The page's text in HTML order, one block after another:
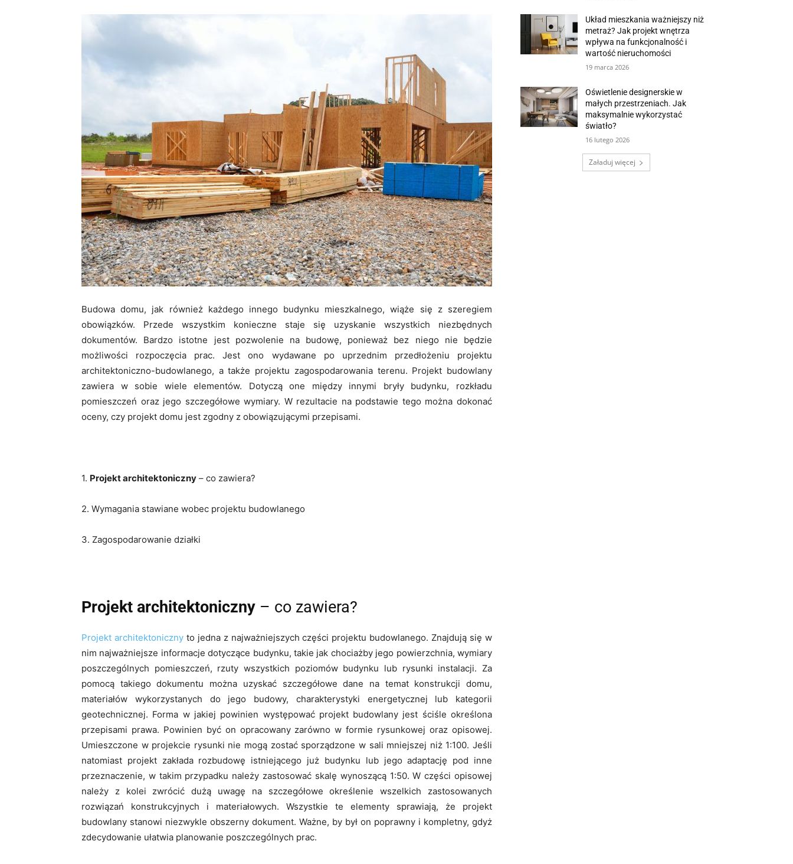
Budowa domu, jak również każdego innego budynku mieszkalnego, wiąże się z szeregiem
obowiązków. Przede wszystkim konieczne staje się uzyskanie wszystkich niezbędnych
dokumentów. Bardzo istotne jest pozwolenie na budowę, ponieważ bez niego nie będzie
możliwości rozpoczęcia prac. Jest ono wydawane po uprzednim przedłożeniu projektu
architektoniczno-budowlanego, a także projektu zagospodarowania terenu. Projekt budowlany
zawiera w sobie wiele elementów. Dotyczą one między innymi bryły budynku, rozkładu
pomieszczeń oraz jego szczegółowe wymiary. W rezultacie na podstawie tego można dokonać
oceny, czy projekt domu jest zgodny z obowiązującymi przepisami.
1. Projekt architektoniczny – co zawiera?
2. Wymagania stawiane wobec projektu budowlanego
3. Zagospodarowanie działki
Projekt architektoniczny – co zawiera?
Projekt architektonicznyto jedna z najważniejszych części projektu budowlanego. Znajdują się w
nim najważniejsze informacje dotyczące budynku, takie jak chociażby jego powierzchnia, wymiary
poszczególnych pomieszczeń, rzuty wszystkich poziomów budynku lub rysunki instalacji. Za
pomocą takiego dokumentu można uzyskać szczegółowe dane na temat konstrukcji domu,
materiałów wykorzystanych do jego budowy, charakterystyki energetycznej lub kategorii
geotechnicznej. Forma w jakiej powinien występować projekt budowlany jest ściśle określona
przepisami prawa. Powinien być on opracowany zarówno w formie rysunkowej oraz opisowej.
Umieszczone w projekcie rysunki nie mogą zostać sporządzone w sali mniejszej niż 1:100. Jeśli
natomiast projekt zakłada rozbudowę istniejącego już budynku lub jego adaptację pod inne
przeznaczenie, w takim przypadku należy zastosować skalę wynoszącą 1:50. W części opisowej
należy z kolei zwrócić dużą uwagę na szczegółowe określenie wszelkich zastosowanych
rozwiązań konstrukcyjnych i materiałowych. Wszystkie te elementy sprawiają, że projekt
budowlany stanowi niezwykle obszerny dokument. Ważne, by był on poprawny i kompletny, gdyż
zdecydowanie ułatwia planowanie poszczególnych prac.
Układ mieszkania ważniejszy niż
metraż? Jak projekt wnętrza
wpływa na funkcjonalność i
wartość nieruchomości
19 marca 2026
Oświetlenie designerskie w
małych przestrzeniach. Jak
maksymalnie wykorzystać
światło?
16 lutego 2026
Załaduj więcej